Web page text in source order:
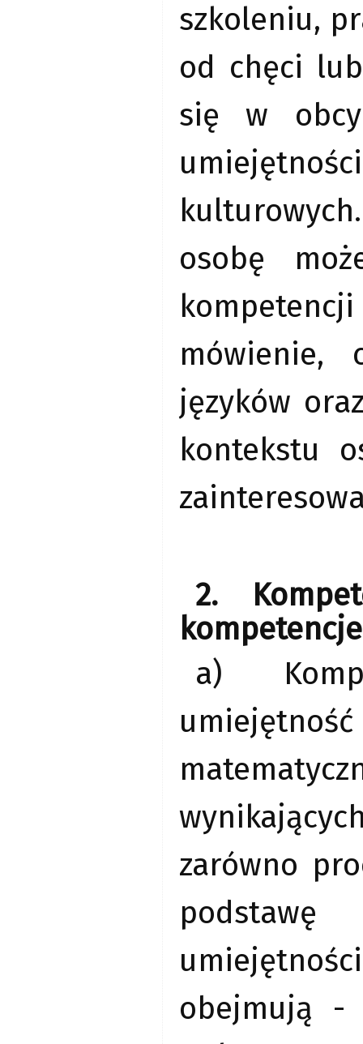
szkoleniu,
od chęci
się w
osobę
mówienie,
języków
kontekstu
2.
a)
zarówno
obejmują